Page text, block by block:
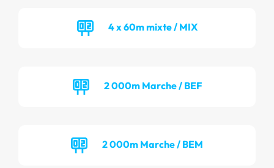
4 x 60m mixte / MIX
2 000m Marche / BEF
2 000m Marche / BEM